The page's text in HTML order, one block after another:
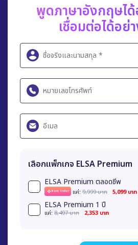
พูดภาษาอังกฤษไ
เชื่อมต่อได้อย่
เลือกแพ็กเกจ ELSA Premium
ELSA Premium ตลอดชีพ
Best Seller เเค่: 9,999 บาท 5,099 บาท
ELSA Premium 1 ปี
เเค่: 8,497 บาท 2,353 บาท